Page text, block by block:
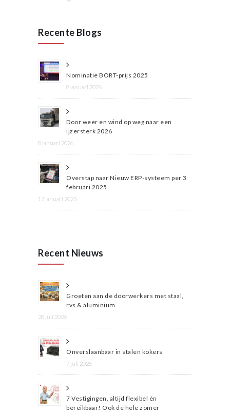
Recente Blogs
Nominatie BORT-prijs 2025
8 januari 2026
Door weer en wind op weg naar een
ijzersterk 2026
8 januari 2026
Overstap naar Nieuw ERP-systeem per 3
februari 2025
17 januari 2025
Recent Nieuws
Groeten aan de doorwerkers met staal,
rvs & aluminium
28 juli 2026
Onverslaanbaar in stalen kokers
7 juli 2026
7 Vestigingen, altijd flexibel én
bereikbaar! Ook de hele zomer